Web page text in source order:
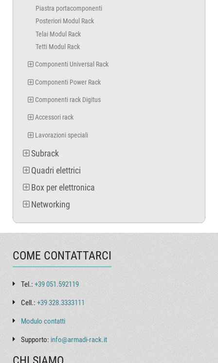
Piastra portacomponenti
Posteriori Modul Rack
Telai Modul Rack
Tetti Modul Rack
Componenti Universal Rack
Componenti Power Rack
Componenti rack Digitus
Accessori rack
Lavorazioni speciali
Subrack
Quadri elettrici
Box per elettronica
Networking
COME CONTATTARCI
Tel.:+39 051.592119
Cell.:+39 328.3333111
Modulo contatti
Supporto: info@armadi-rack.it